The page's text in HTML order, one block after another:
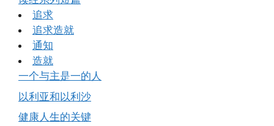
追求
追求造就
通知
造就
一个与主是一的人
以利亚和以利沙
健康人生的关键